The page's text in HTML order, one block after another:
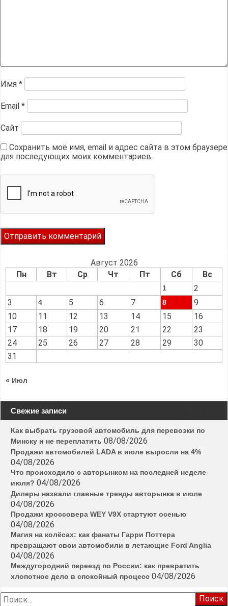
Имя *
Email *
Сайт
Сохранить моё имя, email и адрес сайта в этом браузере
для последующих моих комментариев.
Август 2026
Пн
Вт Ср Чт Пт Сб Вс
1
2
3
4 5 6 7 8
9
10
11 12 13 14 15
16
17
18 19 20 21 22
23
24
25 26 27 28 29
30
31
« Июл
Свежие записи
Как выбрать грузовой автомобиль для перевозки по
Минску и не переплатить 08/08/2026
Продажи автомобилей LADA в июле выросли на 4%
04/08/2026
Что происходило с авторынком на последней неделе
июля? 04/08/2026
Дилеры назвали главные тренды авторынка в июле
04/08/2026
Продажи кроссовера WEY V9X стартуют осенью
04/08/2026
Магия на колёсах: как фанаты Гарри Поттера
превращают свои автомобили в летающие Ford Anglia
04/08/2026
Междугородний переезд по России: как превратить
хлопотное дело в спокойный процесс 04/08/2026
Найти: